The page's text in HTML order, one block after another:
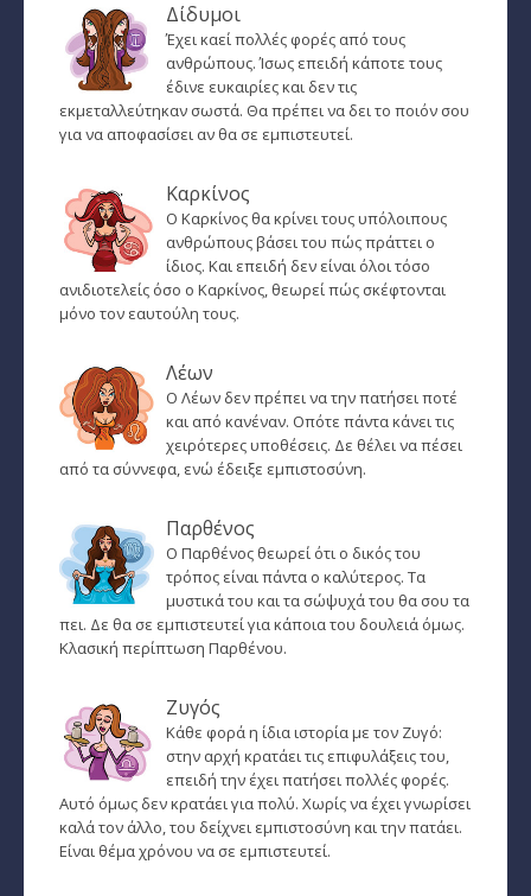
­Ζώδια και οικογένεια
­Ζώδια και αθλητισμός
­Ζώδια και διάσημοι
Εναλλακτικές Θεραπείες
Μαθήματα Αστρολογίας
Πλανητική Ενημέρωση (αρχείο)
Δίδυμοι
Έχει καεί πολλές φορές από τους
ανθρώπους. Ίσως επειδή κάποτε τους
έδινε ευκαιρίες και δεν τις
εκμεταλλεύτηκαν σωστά. Θα πρέπει να δει το ποιόν σου
για να αποφασίσει αν θα σε εμπιστευτεί.
Καρκίνος
Ο Καρκίνος θα κρίνει τους υπόλοιπους
ανθρώπους βάσει του πώς πράττει ο
ίδιος. Και επειδή δεν είναι όλοι τόσο
ανιδιοτελείς όσο ο Καρκίνος, θεωρεί πώς σκέφτονται
μόνο τον εαυτούλη τους.
Λέων
Ο Λέων δεν πρέπει να την πατήσει ποτέ
και από κανέναν. Οπότε πάντα κάνει τις
χειρότερες υποθέσεις. Δε θέλει να πέσει
από τα σύννεφα, ενώ έδειξε εμπιστοσύνη.
Παρθένος
Ο Παρθένος θεωρεί ότι ο δικός του
τρόπος είναι πάντα ο καλύτερος. Τα
μυστικά του και τα σώψυχά του θα σου τα
πει. Δε θα σε εμπιστευτεί για κάποια του δουλειά όμως.
Κλασική περίπτωση Παρθένου.
Ζυγός
Κάθε φορά η ίδια ιστορία με τον Ζυγό:
στην αρχή κρατάει τις επιφυλάξεις του,
επειδή την έχει πατήσει πολλές φορές.
Αυτό όμως δεν κρατάει για πολύ. Χωρίς να έχει γνωρίσει
καλά τον άλλο, του δείχνει εμπιστοσύνη και την πατάει.
Είναι θέμα χρόνου να σε εμπιστευτεί.